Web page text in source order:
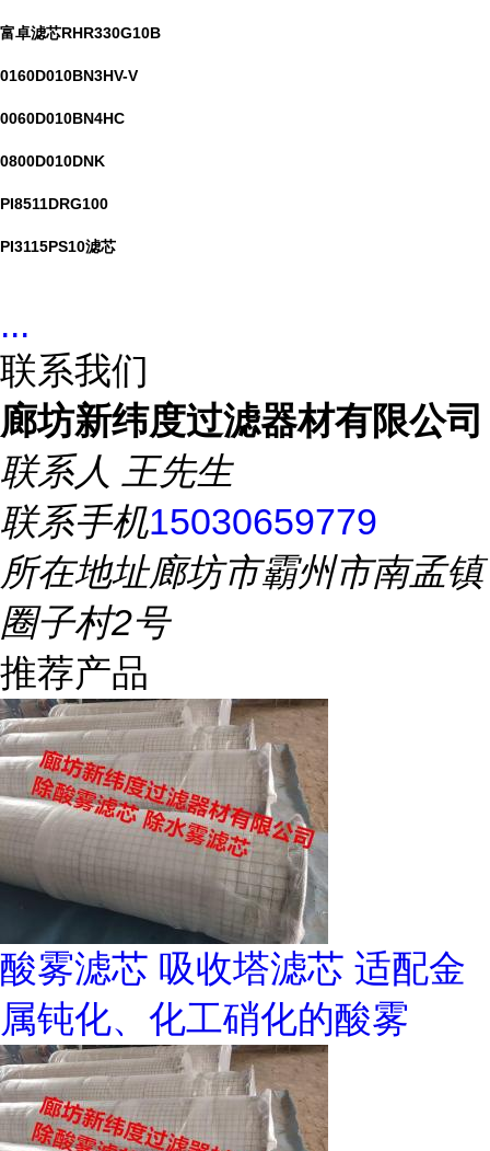
富卓滤芯RHR330G10B
0160D010BN3HV-V
0060D010BN4HC
0800D010DNK
PI8511DRG100
PI3115PS10滤芯
...
联系我们
廊坊新纬度过滤器材有限公司
联系人 王先生
联系手机15030659779
所在地址廊坊市霸州市南孟镇
圈子村2号
推荐产品
酸雾滤芯 吸收塔滤芯 适配金
属钝化、化工硝化的酸雾